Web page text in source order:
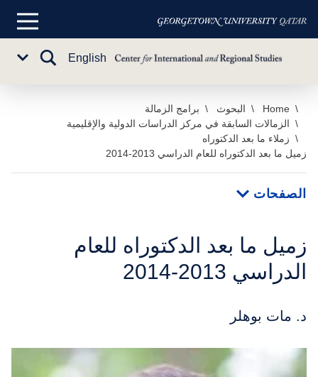
تخطي
المحتوى
الرئيسي
القائمة
English
تبديل
Home البحوث
برامج الزمالة
الزمالات السابقة في مركز الدراسات الدولية والإقليمية
زملاء ما بعد الدكتوراه
زميل ما بعد الدكتوراه للعام الدراسي 2013-2014
الصفحات
زميل ما بعد الدكتوراه للعام
الدراسي 2013-2014
د. مات بوهلر